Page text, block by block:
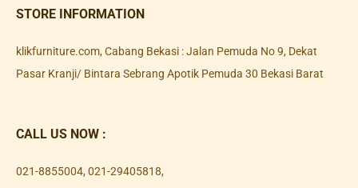
STORE INFORMATION
klikfurniture.com, Cabang Bekasi : Jalan Pemuda No 9, Dekat
Pasar Kranji/ Bintara Sebrang Apotik Pemuda 30 Bekasi Barat
CALL US NOW :
021-8855004, 021-29405818,